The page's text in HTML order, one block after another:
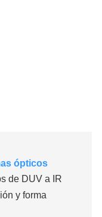
ópticos
de DUV a IR
y forma